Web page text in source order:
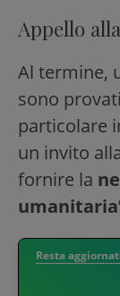
Appello
Al termine,
sono
particolare
un invito
fornire la
umanitaria
Resta